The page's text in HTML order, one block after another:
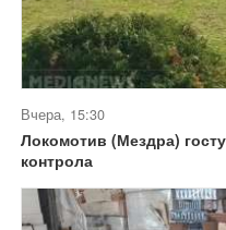
Вчера, 15:30
Локомотив (Мездра)
контрола